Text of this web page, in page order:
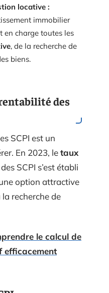
locative :
immobilier
en charge toutes les
, de la recherche de
biens.
des
SCPI est un
En 2023, letaux
des SCPI s’est établi
option attractive
recherche de
le calcul de
efficacement